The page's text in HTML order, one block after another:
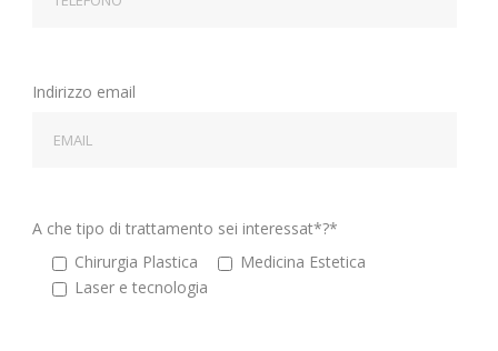
Indirizzo email
A che tipo di trattamento sei interessat*?*
Chirurgia Plastica
Medicina Estetica
⁠Laser e tecnologia